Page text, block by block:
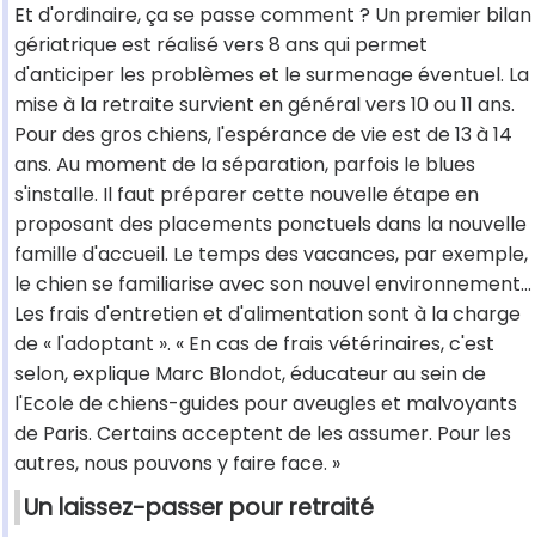
Et d'ordinaire, ça se passe comment ? Un premier bilan
gériatrique est réalisé vers 8 ans qui permet
d'anticiper les problèmes et le surmenage éventuel. La
mise à la retraite survient en général vers 10 ou 11 ans.
Pour des gros chiens, l'espérance de vie est de 13 à 14
ans. Au moment de la séparation, parfois le blues
s'installe. Il faut préparer cette nouvelle étape en
proposant des placements ponctuels dans la nouvelle
famille d'accueil. Le temps des vacances, par exemple,
le chien se familiarise avec son nouvel environnement...
Les frais d'entretien et d'alimentation sont à la charge
de « l'adoptant ». « En cas de frais vétérinaires, c'est
selon, explique Marc Blondot, éducateur au sein de
l'Ecole de chiens-guides pour aveugles et malvoyants
de Paris. Certains acceptent de les assumer. Pour les
autres, nous pouvons y faire face. »
Un laissez-passer pour retraité